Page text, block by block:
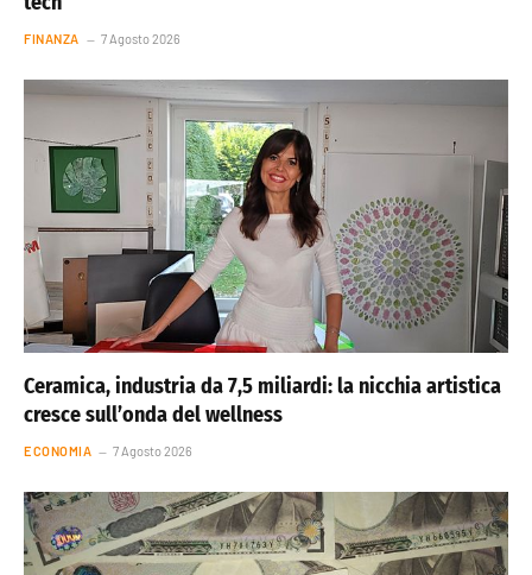
FINANZA 7 Agosto 2026
Ceramica, industria da 7,5 miliardi: la nicchia artistica
cresce sull’onda del wellness
ECONOMIA 7 Agosto 2026